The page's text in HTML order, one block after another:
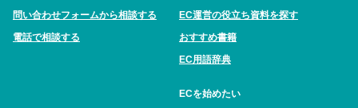
問い合わせフォームから相談する
電話で相談する
EC運営の役立ち資料を探す
おすすめ書籍
EC用語辞典
ECを始めたい